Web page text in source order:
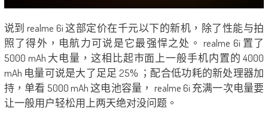
说到 realme 6i 这部定价在千元以下的新机，除了性能与拍
照了得外，电航力可说是它最强悍之处。 realme 6i 置了
5000 mAh 大电量，这相比起市面上一般手机内置的 4000
mAh 电量可说是大了足足 25% ；配合低功耗的新处理器加
持，单看 5000 mAh 这电池容量， realme 6i 充满一次电量要
让一般用户轻松用上两天绝对没问题。